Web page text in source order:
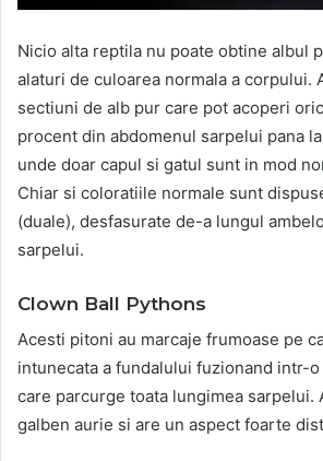
Nicio alta reptila nu poate obtine albul
alaturi de culoarea normala a corpului.
sectiuni de alb pur care pot acoperi
procent din abdomenul sarpelui pana
unde doar capul si gatul sunt in mod
Chiar si coloratiile normale sunt
(duale), desfasurate de-a lungul
sarpelui.
Clown Ball Pythons
Acesti pitoni au marcaje frumoase pe
intunecata a fundalului fuzionand intr-
care parcurge toata lungimea sarpelui.
galben aurie si are un aspect foarte